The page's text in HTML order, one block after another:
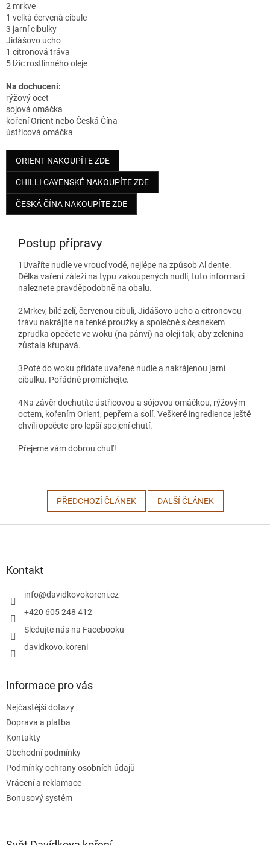
2 mrkve
1 velká červená cibule
3 jarní cibulky
Jidášovo ucho
1 citronová tráva
5 lžíc rostlinného oleje
Na dochucení:
rýžový ocet
sojová omáčka
koření Orient nebo Česká Čína
ústřicová omáčka
ORIENT NAKOUPÍTE ZDE
CHILLI CAYENSKÉ NAKOUPÍTE ZDE
ČESKÁ ČÍNA NAKOUPÍTE ZDE
Postup přípravy
1 Uvaříte nudle ve vroucí vodě, nejlépe na způsob Al dente.
Délka vaření záleží na typu zakoupených nudlí, tuto informaci
naleznete pravděpodobně na obalu.
2Mrkev, bílé zelí, červenou cibuli, Jidášovo ucho a citronovou
trávu nakrájíte na tenké proužky a společně s česnekem
zprudka opečete ve woku (na pánvi) na oleji tak, aby zelenina
zůstala křupavá.
3Poté do woku přidáte uvařené nudle a nakrájenou jarní
cibulku. Pořádně promíchejte.
4Na závěr dochutíte ústřicovou a sójovou omáčkou, rýžovým
octem, kořením Orient, pepřem a solí. Veškeré ingredience ještě
chvíli opečete pro lepší spojení chutí.
Přejeme vám dobrou chuť!
PŘEDCHOZÍ ČLÁNEK DALŠÍ ČLÁNEK
Kontakt
info@davidkovokoreni.cz
+420 605 248 412
Sledujte nás na Facebooku
davidkovo.koreni
Informace pro vás
Nejčastější dotazy
Doprava a platba
Kontakty
Obchodní podmínky
Podmínky ochrany osobních údajů
Vrácení a reklamace
Bonusový systém